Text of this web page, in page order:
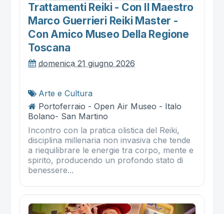
Trattamenti Reiki - Con Il Maestro
Marco Guerrieri Reiki Master -
Con Amico Museo Della Regione
Toscana
domenica 21 giugno 2026
Arte e Cultura
Portoferraio - Open Air Museo - Italo
Bolano- San Martino
Incontro con la pratica olistica del Reiki,
disciplina millenaria non invasiva che tende
a riequilibrare le energie tra corpo, mente e
spirito, producendo un profondo stato di
benessere...